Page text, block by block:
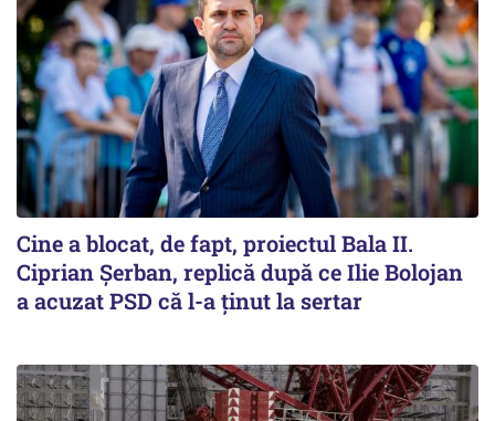
Cine a blocat, de fapt, proiectul Bala II.
Ciprian Șerban, replică după ce Ilie Bolojan
a acuzat PSD că l-a ținut la sertar